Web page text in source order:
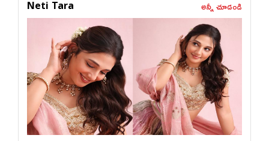
Neti Tara అన్నీ చూడండి